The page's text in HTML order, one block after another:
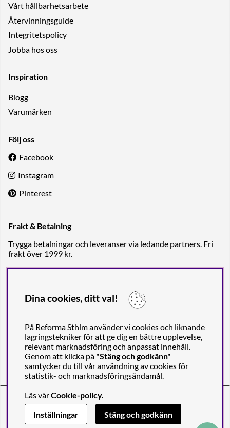
Vårt hållbarhetsarbete
Återvinningsguide
Integritetspolicy
Jobba hos oss
Inspiration
Blogg
Varumärken
Följ oss
Facebook
Instagram
Pinterest
Frakt & Betalning
Trygga betalningar och leveranser via ledande partners. Fri
frakt över 1999 kr.
Reforma Sthlm AB (org. no. 556849-2606)
Engelbrektsgatan 29
(Note! Postal address only), SE-114 32
STOCKHOLM, Sweden
Dina cookies, ditt val!
På Reforma Sthlm använder vi cookies och liknande
lagringstekniker för att ge dig en bättre upplevelse,
relevant marknadsföring och anpassat innehåll.
Genom att klicka på "Stäng och godkänn"
samtycker du till vår användning av cookies för
statistik- och marknadsföringsändamål.
Läs vårCookie-policy.
Inställningar
Stäng och godkänn